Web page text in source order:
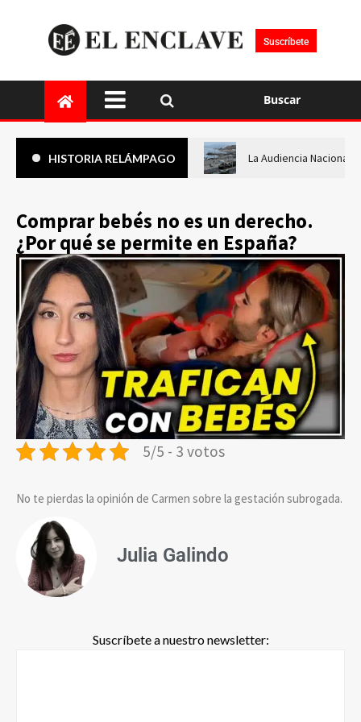
Suscríbete
Buscar
HISTORIA RELÁMPAGO La Audiencia Nacional
Comprar bebés no es un derecho.
¿Por qué se permite en España?
5/5 - 3 votos
No te pierdas la opinión de Carmen sobre la gestación subrogada.
Julia Galindo
Suscríbete a nuestro newsletter: